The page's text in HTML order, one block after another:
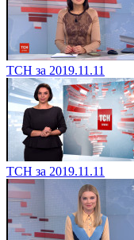
ТСН за 2019.11.11
ТСН за 2019.11.11